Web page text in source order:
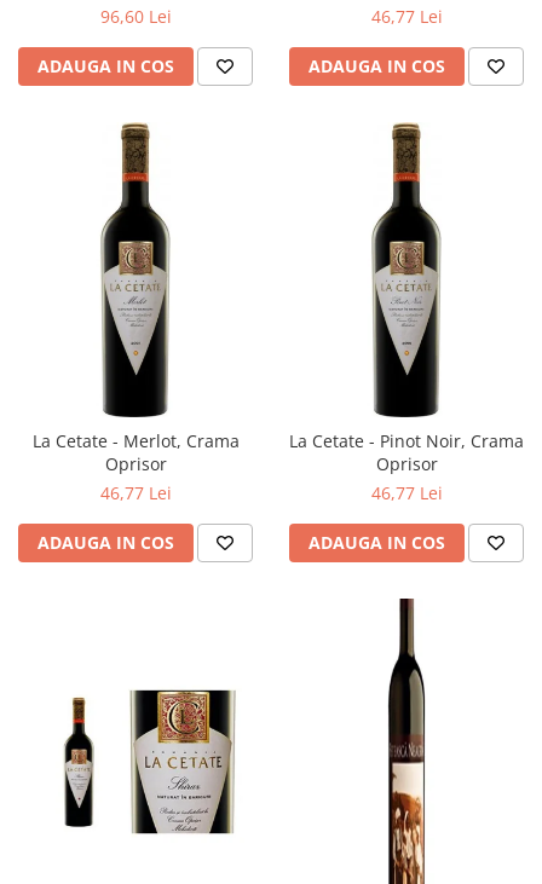
96,60 Lei
ADAUGA IN COS
46,77 Lei
ADAUGA IN COS
La Cetate - Merlot, Crama
Oprisor
46,77 Lei
ADAUGA IN COS
La Cetate - Pinot Noir, Crama
Oprisor
46,77 Lei
ADAUGA IN COS